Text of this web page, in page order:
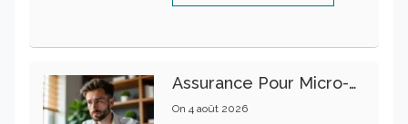
Assurance Pour Micro-Entrepreneur : Les Garanties Essentielles À Connaître
On 4 août 2026